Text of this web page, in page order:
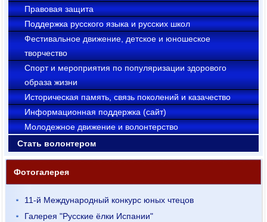
Правовая защита
Поддержка русского языка и русских школ
Фестивальное движение, детское и юношеское
творчество
Cпорт и мероприятия по популяризации здорового
образа жизни
Историческая память, связь поколений и казачество
Информационная поддержка (сайт)
Молодежное движение и волонтерство
Стать волонтером
Фотогалерея
11-й Международный конкурс юных чтецов
Галерея "Русские ёлки Испании"